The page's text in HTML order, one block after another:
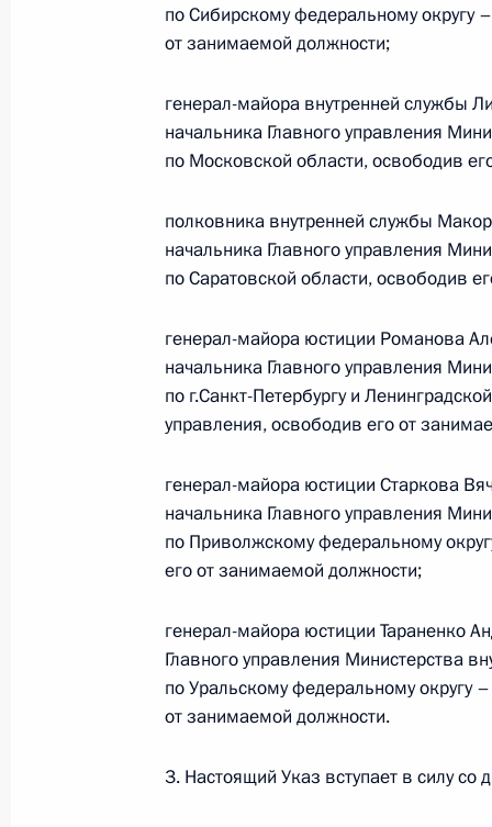
Собрания Красноярского края
наделения его полномочиями
8 февраля 2010 года, 16:00
Дмитрий Медведев согласился со
партией «Единая Россия»
4 февраля 2010 года, 12:30
губернатора Красноярского края
1 февраля 2010 года, 15:00
Эдхам Акбулатов назначен
губернатора Красноярского края
19 января 2010 года, 19:30
по Сибирскому федеральному округу
от занимаемой должности;
генерал-майора внутренней службы
начальника Главного управления
по Московской области, освободив
полковника внутренней службы
начальника Главного управления
по Саратовской области, освободив
генерал-майора юстиции Романова
начальника Главного управления
по г.Санкт-Петербургу и
управления, освободив его от
генерал-майора юстиции Старкова
начальника Главного управления
по Приволжскому федеральному
его от занимаемой должности;
генерал-майора юстиции Тараненко
Главного управления Министерства
по Уральскому федеральному округу
от занимаемой должности.
3. Настоящий Указ вступает в силу со